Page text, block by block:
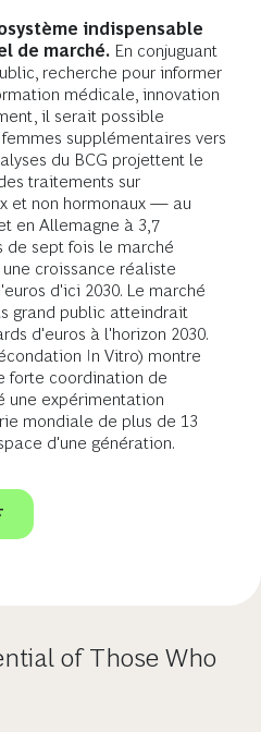
indispensable
de marché. En conjuguant
recherche pour informer
médicale, innovation
il serait possible
supplémentaires vers
du BCG projettent le
traitements sur
et non hormonaux — au
en Allemagne à 3,7
de sept fois le marché
croissance réaliste
d'ici 2030. Le marché
grand public atteindrait
d'euros à l'horizon 2030.
In Vitro) montre
forte coordination de
une expérimentation
mondiale de plus de 13
d'une génération.
of Those Who